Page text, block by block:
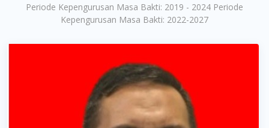
Periode Kepengurusan Masa Bakti: 2019 - 2024 Periode
Kepengurusan Masa Bakti: 2022-2027